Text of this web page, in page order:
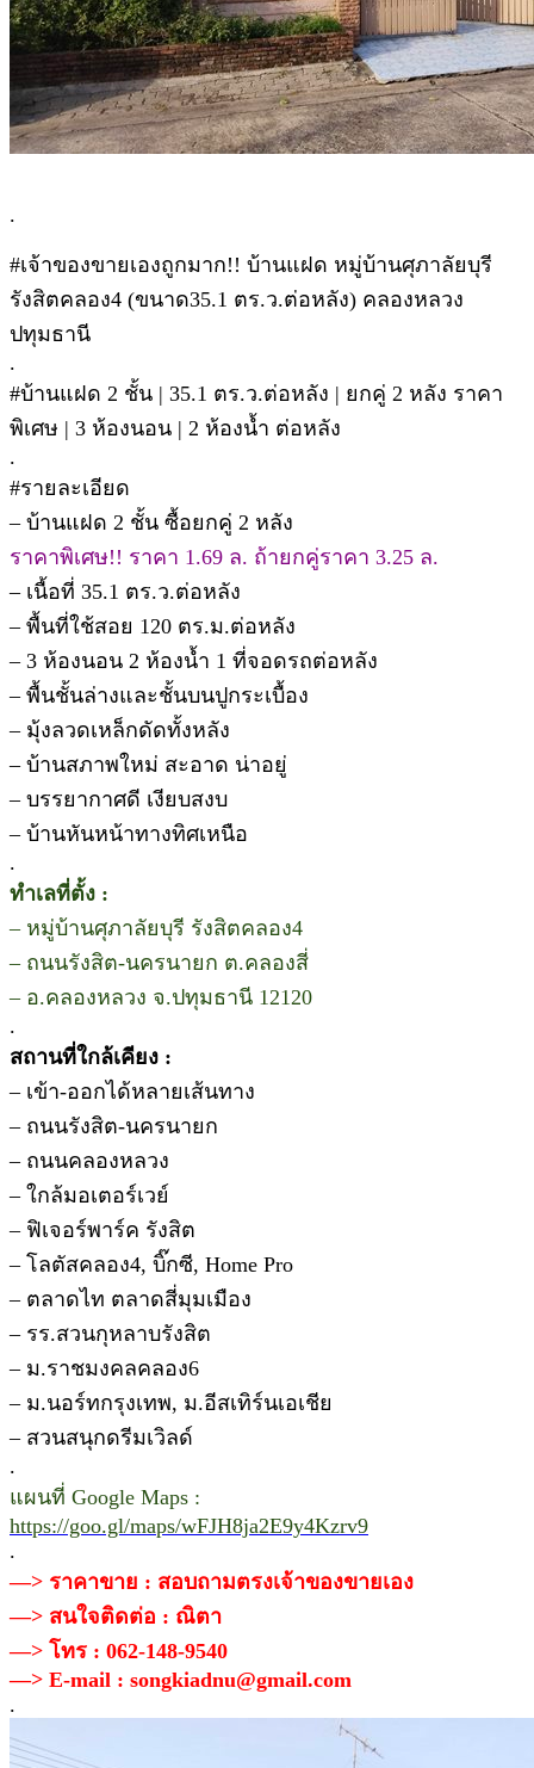
.
#เจ้าของขายเองถูกมาก!! บ้านแฝด หมู่บ้านศุภาลัยบุรี
รังสิตคลอง4 (ขนาด35.1 ตร.ว.ต่อหลัง) คลองหลวง
ปทุมธานี
.
#บ้านแฝด 2 ชั้น | 35.1 ตร.ว.ต่อหลัง | ยกคู่ 2 หลัง ราคา
พิเศษ | 3 ห้องนอน | 2 ห้องน้ำ ต่อหลัง
.
#รายละเอียด
– บ้านแฝด 2 ชั้น ซื้อยกคู่ 2 หลัง
ราคาพิเศษ!! ราคา 1.69 ล. ถ้ายกคู่ราคา 3.25 ล.
– เนื้อที่ 35.1 ตร.ว.ต่อหลัง
– พื้นที่ใช้สอย 120 ตร.ม.ต่อหลัง
– 3 ห้องนอน 2 ห้องน้ำ 1 ที่จอดรถต่อหลัง
– พื้นชั้นล่างและชั้นบนปูกระเบื้อง
– มุ้งลวดเหล็กดัดทั้งหลัง
– บ้านสภาพใหม่ สะอาด น่าอยู่
– บรรยากาศดี เงียบสงบ
– บ้านหันหน้าทางทิศเหนือ
.
ทำเลที่ตั้ง :
– หมู่บ้านศุภาลัยบุรี รังสิตคลอง4
– ถนนรังสิต-นครนายก ต.คลองสี่
– อ.คลองหลวง จ.ปทุมธานี 12120
.
สถานที่ใกล้เคียง :
– เข้า-ออกได้หลายเส้นทาง
– ถนนรังสิต-นครนายก
– ถนนคลองหลวง
– ใกล้มอเตอร์เวย์
– ฟิเจอร์พาร์ค รังสิต
– โลตัสคลอง4, บิ๊กซี, Home Pro
– ตลาดไท ตลาดสี่มุมเมือง
– รร.สวนกุหลาบรังสิต
– ม.ราชมงคลคลอง6
– ม.นอร์ทกรุงเทพ, ม.อีสเทิร์นเอเชีย
– สวนสนุกดรีมเวิลด์
.
แผนที่ Google Maps :
https://goo.gl/maps/wFJH8ja2E9y4Kzrv9
.
—> ราคาขาย : สอบถามตรงเจ้าของขายเอง
—> สนใจติดต่อ : ณิตา
—> โทร : 062-148-9540
—> E-mail : songkiadnu@gmail.com
.